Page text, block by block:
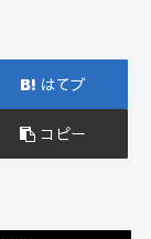
はてブ
コピー